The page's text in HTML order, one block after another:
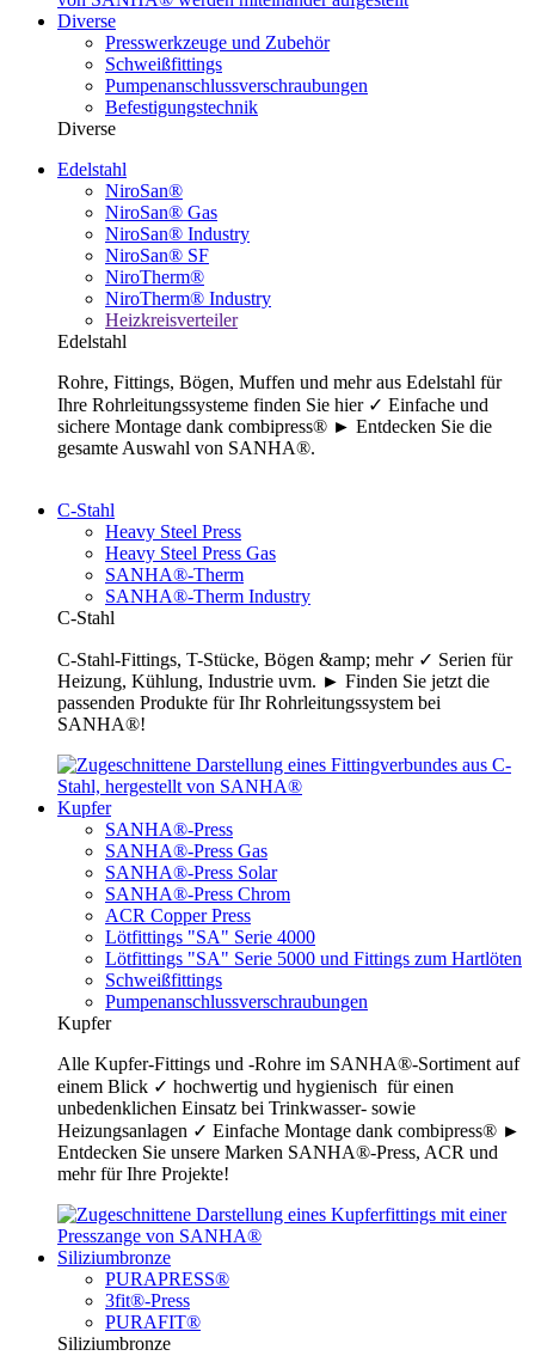
Diverse
Presswerkzeuge und Zubehör
Schweißfittings
Pumpenanschlussverschraubungen
Befestigungstechnik
Diverse
Edelstahl
NiroSan®
NiroSan® Gas
NiroSan® Industry
NiroSan® SF
NiroTherm®
NiroTherm® Industry
Heizkreisverteiler
Edelstahl
Rohre, Fittings, Bögen, Muffen und mehr aus Edelstahl für
Ihre Rohrleitungssysteme finden Sie hier ✓ Einfache und
sichere Montage dank combipress® ► Entdecken Sie die
gesamte Auswahl von SANHA®.
C-Stahl
Heavy Steel Press
Heavy Steel Press Gas
SANHA®-Therm
SANHA®-Therm Industry
C-Stahl
C-Stahl-Fittings, T-Stücke, Bögen &amp; mehr ✓ Serien für
Heizung, Kühlung, Industrie uvm. ► Finden Sie jetzt die
passenden Produkte für Ihr Rohrleitungssystem bei
SANHA®!
Kupfer
SANHA®-Press
SANHA®-Press Gas
SANHA®-Press Solar
SANHA®-Press Chrom
ACR Copper Press
Lötfittings "SA" Serie 4000
Lötfittings "SA" Serie 5000 und Fittings zum Hartlöten
Schweißfittings
Pumpenanschlussverschraubungen
Kupfer
Alle Kupfer-Fittings und -Rohre im SANHA®-Sortiment auf
einem Blick ✓ hochwertig und hygienisch für einen
unbedenklichen Einsatz bei Trinkwasser- sowie
Heizungsanlagen ✓ Einfache Montage dank combipress® ►
Entdecken Sie unsere Marken SANHA®-Press, ACR und
mehr für Ihre Projekte!
Siliziumbronze
PURAPRESS®
3fit®-Press
PURAFIT®
Siliziumbronze